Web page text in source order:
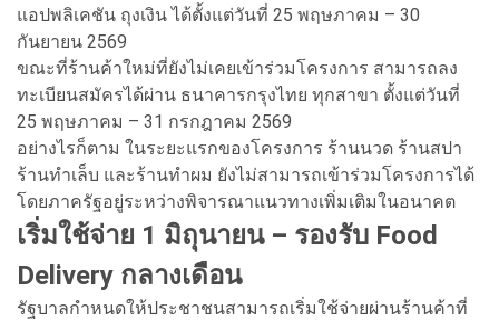
แอปพลิเคชัน ถุงเงิน ได้ตั้งแต่วันที่ 25 พฤษภาคม – 30
กันยายน 2569
ขณะที่ร้านค้าใหม่ที่ยังไม่เคยเข้าร่วมโครงการ สามารถลง
ทะเบียนสมัครได้ผ่าน ธนาคารกรุงไทย ทุกสาขา ตั้งแต่วันที่
25 พฤษภาคม – 31 กรกฎาคม 2569
อย่างไรก็ตาม ในระยะแรกของโครงการ ร้านนวด ร้านสปา
ร้านทำเล็บ และร้านทำผม ยังไม่สามารถเข้าร่วมโครงการได้
โดยภาครัฐอยู่ระหว่างพิจารณาแนวทางเพิ่มเติมในอนาคต
เริ่มใช้จ่าย 1 มิถุนายน – รองรับ Food
Delivery กลางเดือน
รัฐบาลกำหนดให้ประชาชนสามารถเริ่มใช้จ่ายผ่านร้านค้าที่